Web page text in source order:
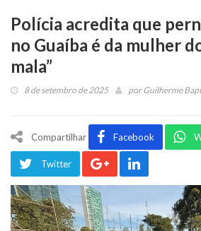
Polícia acredita que
no Guaíba é da mulher
mala”
8 de setembro de 2025 porGuilherme
Compartilhar Facebook
Twitter